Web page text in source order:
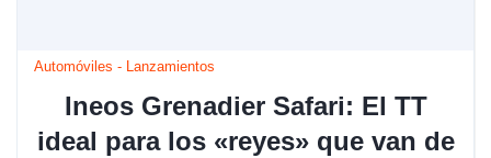
Automóviles - Lanzamientos
Ineos Grenadier Safari: El TT
ideal para los «reyes» que van de